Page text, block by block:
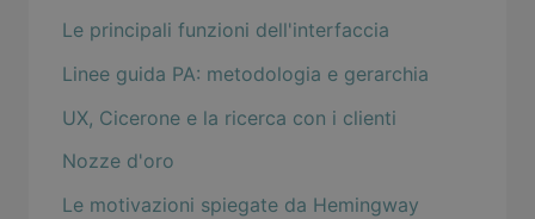
Le principali funzioni dell'interfaccia
Linee guida PA: metodologia e gerarchia
UX, Cicerone e la ricerca con i clienti
Nozze d'oro
Le motivazioni spiegate da Hemingway